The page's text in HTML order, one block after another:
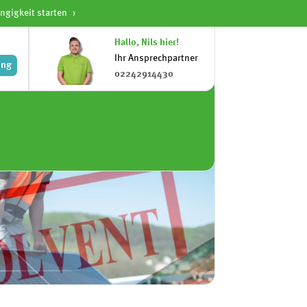
starten
Hallo, Nils hier!
Ihr Ansprechpartner
02242914430
QUICKLINKS
PV-Anlagen
Kontakt
Hallo, Markus hier!
Ihr Ansprechpartner
02242914430